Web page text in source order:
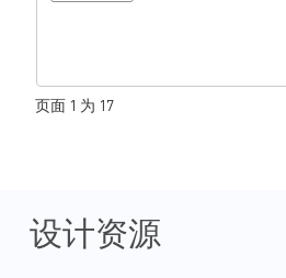
页面 1 为 17
设计资源